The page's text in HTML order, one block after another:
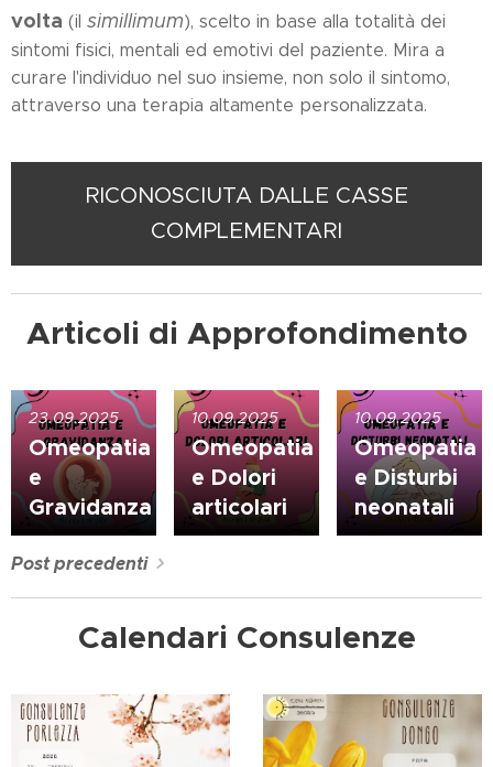
volta (il simillimum), scelto in base alla totalità dei
sintomi fisici, mentali ed emotivi del paziente. Mira a
curare l'individuo nel suo insieme, non solo il sintomo,
attraverso una terapia altamente personalizzata.
RICONOSCIUTA DALLE CASSE
COMPLEMENTARI
Articoli di Approfondimento
23.09.2025
Omeopatia
e
Gravidanza
10.09.2025
Omeopatia
e Dolori
articolari
10.09.2025
Omeopatia
e Disturbi
neonatali
Post precedenti
Calendari Consulenze